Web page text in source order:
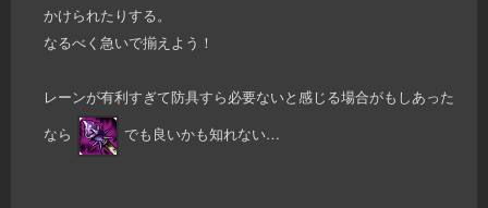
かけられたりする。
なるべく急いで揃えよう！
レーンが有利すぎて防具すら必要ないと感じる場合がもしあった
なら
でも良いかも知れない…